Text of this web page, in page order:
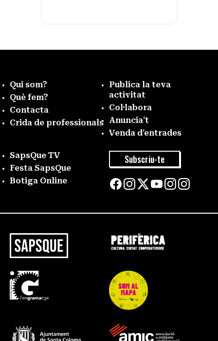
Qui som?
Què fem?
Contacta
Crida de professionals
Publica la teva
activitat
Col·labora
Anuncia’t
Venda d’entrades
SapsQue TV
Festa SapsQue
Botiga Online
Subscriu-te